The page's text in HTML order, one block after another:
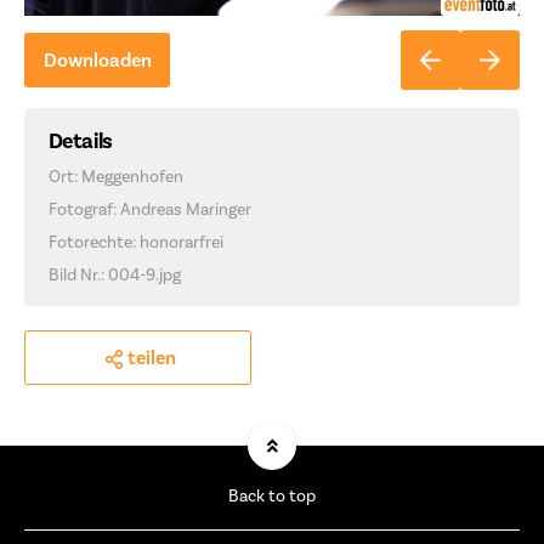
Downloaden
Details
Ort: Meggenhofen
Fotograf: Andreas Maringer
Fotorechte: honorarfrei
Bild Nr.: 004-9.jpg
teilen
Back to top